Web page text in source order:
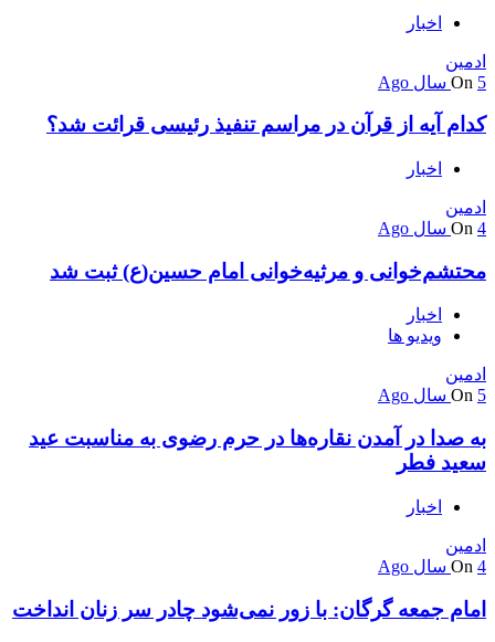
اخبار
ادمین
On 5 سال Ago
کدام آیه از قرآن در مراسم تنفیذ رئیسی قرائت شد؟
اخبار
ادمین
On 4 سال Ago
محتشم‌خوانی و مرثیه‌خوانی امام حسین(ع) ثبت شد
اخبار
ویدیو ها
ادمین
On 5 سال Ago
به صدا در آمدن نقاره‌ها در حرم رضوی به مناسبت عید
سعید فطر
اخبار
ادمین
On 4 سال Ago
امام جمعه گرگان: با زور نمی‌شود چادر سر زنان انداخت